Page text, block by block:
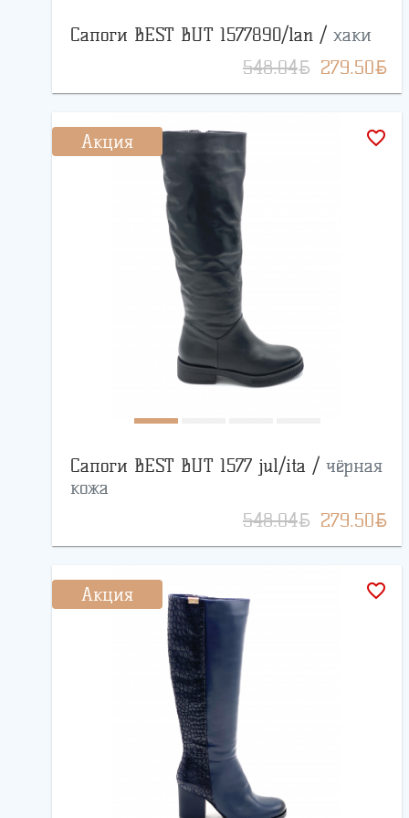
Сапоги BEST BUT 1577890/lan / хаки
548.04BYN 279.50BYN
Акция favorite_border
Сапоги BEST BUT 1577 jul/ita / чёрная
кожа
548.04BYN 279.50BYN
Акция favorite_border